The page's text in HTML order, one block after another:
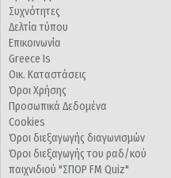
Συχνότητες
Δελτία τύπου
Επικοινωνία
Greece Is
Οικ. Καταστάσεις
Όροι Χρήσης
Προσωπικά Δεδομένα
Cookies
Όροι διεξαγωγής διαγωνισμών
Όροι διεξαγωγής του ραδ/κού
παιχνιδιού "ΣΠΟΡ FM Quiz"